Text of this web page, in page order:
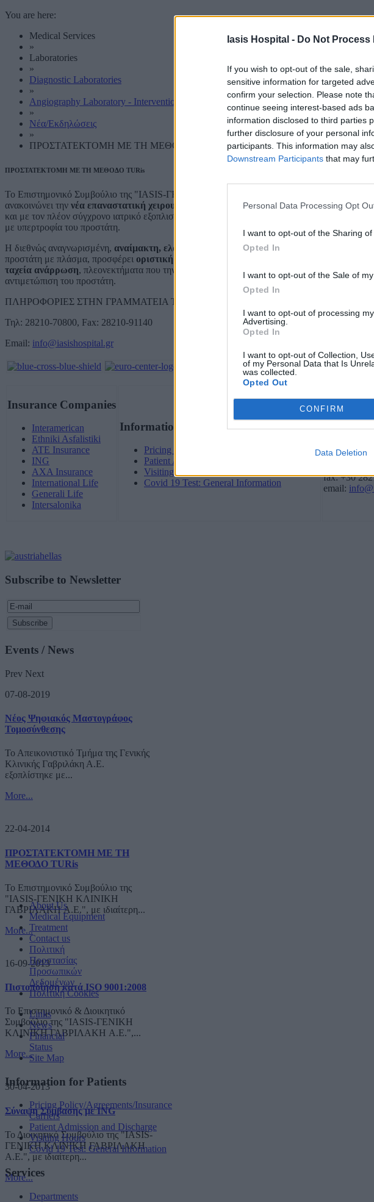
Iasis Hospital - Do Not
If you wish to opt-out of the sale,
sensitive information for targeted
confirm your selection. Please note
continue seeing interest-based ads
information disclosed to third parties
further disclosure of your personal
participants. This information may
Downstream Participants that may
Personal Data Processing Opt
I want to opt-out of the Sharing of
Opted In
I want to opt-out of the Sale of
Opted In
I want to opt-out of processing
Advertising.
Opted In
I want to opt-out of Collection,
of my Personal Data that Is
was collected.
Opted Out
CONFIRM
Data Deletion
You are here:
Medical Services
»
Laboratories
»
Diagnostic Laboratories
»
Angiography Laboratory - Interventional Radiology Laboratory
»
Νέα/Εκδηλώσεις
»
ΠΡΟΣΤΑΤΕΚΤΟΜΗ ΜΕ ΤΗ ΜΕΘΟΔΟ TURis
ΠΡΟΣΤΑΤΕΚΤΟΜΗ ΜΕ ΤΗ ΜΕΘΟΔΟ TURis
Το Επιστημονικό Συμβούλιο της "IASIS-ΓΕΝΙΚΗ ΚΛΙΝΙΚΗ ΓΑΒΡΙΛΑΚΗ A.E.", με
ανακοινώνει την νέα επαναστατική χειρουργική τεχνική TURisπου εφαρμόζεται, ήδη, με
και με τον πλέον σύγχρονο ιατρικό εξοπλισμό, από τους Ουρολόγους Χειρουργούς συνεργάτες
με υπερτροφία του προστάτη.
Η διεθνώς αναγνωρισμένη, αναίμακτη, ελάχιστα επεμβατική ενδοσκοπική μέθοδος TURis
προστάτη με πλάσμα, προσφέρει οριστική λύση, ελαχιστοποίηση του χρόνου παραμονής
ταχεία ανάρρωση, πλεονεκτήματα που την καθιστούν την πιο καινοτόμο και αποτελεσματική
αντιμετώπιση του προστάτη.
ΠΛΗΡΟΦΟΡΙΕΣ ΣΤΗΝ ΓΡΑΜΜΑΤΕΙΑ ΤΗΣ ΚΛΙΝΙΚΗΣ
Τηλ: 28210-70800, Fax: 28210-91140
Email: info@iasishospital.gr
Insurance Companies
Interamerican
Ethniki Asfalistiki
ATE Insurance
ING
AXA Insurance
International Life
Generali Life
Intersalonika
Information for Patients & Visitors
Pricing Policy/Agreements/Insurance Carriers
Patient Admission and Discharge
Visiting Hours
Covid 19 Test: General Information
Quick
73136,
fax: +30
email:
Subscribe to Newsletter
Events / News
Prev Next
07-08-2019
Νέος Ψηφιακός Μαστογράφος
Τομοσύνθεσης
Το Απεικονιστικό Τμήμα της Γενικής
Κλινικής Γαβριλάκη Α.Ε.
εξοπλίστηκε με...
More...
22-04-2014
ΠΡΟΣΤΑΤΕΚΤΟΜΗ ΜΕ ΤΗ
ΜΕΘΟΔΟ TURis
Το Επιστημονικό Συμβούλιο της
"IASIS-ΓΕΝΙΚΗ ΚΛΙΝΙΚΗ
ΓΑΒΡΙΛΑΚΗ A.E.", με ιδιαίτερη...
More...
16-09-2013
Πιστοποίηση κατά ISO 9001:2008
Το Επιστημονικό & Διοικητικό
Συμβούλιο της "IASIS-ΓΕΝΙΚΗ
ΚΛΙΝΙΚΗ ΓΑΒΡΙΛΑΚΗ A.E.",...
More...
30-04-2013
Σύναψη Σύμβασης με ING
Το Διοικητικό Συμβούλιο της "IASIS-
ΓΕΝΙΚΗ ΚΛΙΝΙΚΗ ΓΑΒΡΙΛΑΚΗ
A.E.", με ιδιαίτερη...
More...
About Us
Medical Equipment
Treatment
Contact us
Πολιτική
Προστασίας
Προσωπικών
Δεδομένων
Πολιτική Cookies
Links
News
Financial
Status
Site Map
Information for Patients
Pricing Policy/Agreements/Insurance
Carriers
Patient Admission and Discharge
Visiting Hours
Covid 19 Test: General Information
Services
Departments